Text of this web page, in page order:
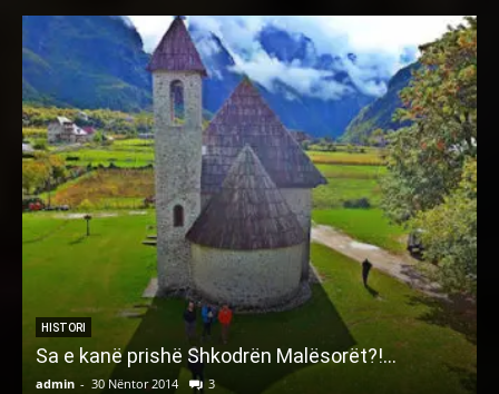
HISTORI
Sa e kanë prishë Shkodrën Malësorët?!…
admin - 30 Nëntor 2014 3